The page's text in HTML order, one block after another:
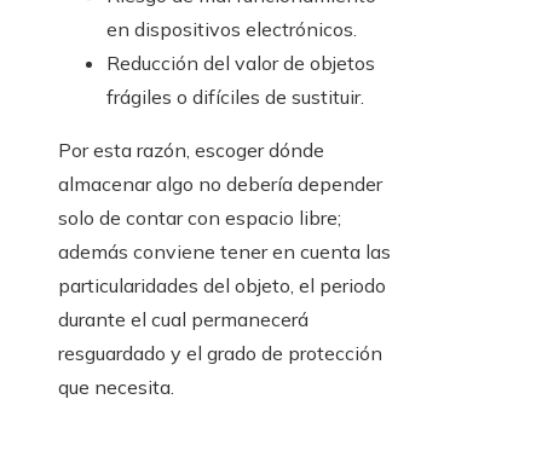
en dispositivos electrónicos.
Reducción del valor de objetos
frágiles o difíciles de sustituir.
Por esta razón, escoger dónde
almacenar algo no debería depender
solo de contar con espacio libre;
además conviene tener en cuenta las
particularidades del objeto, el periodo
durante el cual permanecerá
resguardado y el grado de protección
que necesita.